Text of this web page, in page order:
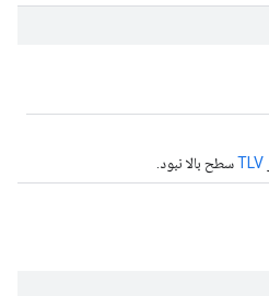
TLVسطح بالا نبود.